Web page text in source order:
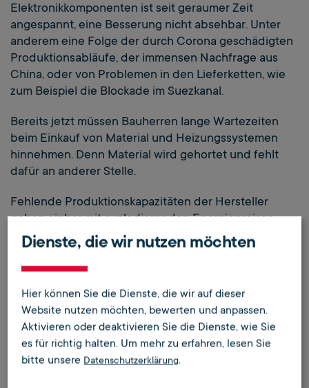
Elektronikkomponenten ist seit geraumer Zeit
angespannt, eine Besserung nicht absehbar. Unter
anderem eine Folge der durch Corona geschädigten
Produktionsabläufe, der immensen Nachfrage aus
China, oder von Problemen in den Lieferketten, wie
zum Beispiel die Blockade im Suezkanal.
Bereits jetzt müssen Bauherren lange Wartezeiten
beim Einkauf von Material und Heizungssystemen
hinnehmen. Denn Material wird gehortet und fehlt
dafür an anderer Stelle.
Fehlende Produktionskapazitäten der Hersteller
gehen einher mit explodierenden Energiepreisen,
Auftragsstornierungen und Materialmangel, was
wiederum Baudienstleister zur Geschäftsaufgabe
zwingt. Die Probleme werden verstärkt,
Wird sich die Lage entspannen,
wenn die Umrüstung per Gesetz
Dienste, die wir nutzen möchten
Hier können Sie die Dienste, die wir auf dieser
Website nutzen möchten, bewerten und anpassen.
Aktivieren oder deaktivieren Sie die Dienste, wie Sie
es für richtig halten. Um mehr zu erfahren, lesen Sie
bitte unsere Datenschutzerklärung.